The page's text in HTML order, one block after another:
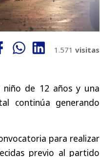
1.571 visitas
de 12 años y una
continúa generando
para realizar
previo al partido